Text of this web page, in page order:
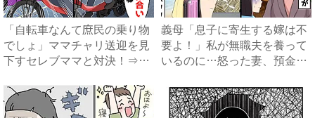
「自転車なんて庶民の乗り物
でしょ」ママチャリ送迎を見
下すセレブママと対決！⇒衝
義母「息子に寄生する嫁は不
要よ！」私が無職夫を養って
いるのに…怒った妻、預金残